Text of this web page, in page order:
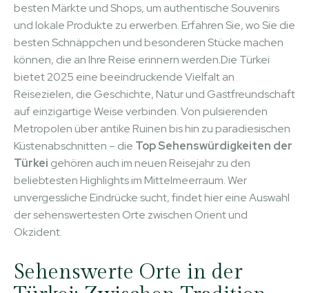
besten Märkte und Shops, um authentische Souvenirs
und lokale Produkte zu erwerben. Erfahren Sie, wo Sie die
besten Schnäppchen und besonderen Stücke machen
können, die an Ihre Reise erinnern werden.Die Türkei
bietet 2025 eine beeindruckende Vielfalt an
Reisezielen, die Geschichte, Natur und Gastfreundschaft
auf einzigartige Weise verbinden. Von pulsierenden
Metropolen über antike Ruinen bis hin zu paradiesischen
Küstenabschnitten – die Top Sehenswürdigkeiten der
Türkei gehören auch im neuen Reisejahr zu den
beliebtesten Highlights im Mittelmeerraum. Wer
unvergessliche Eindrücke sucht, findet hier eine Auswahl
der sehenswertesten Orte zwischen Orient und
Okzident.
Sehenswerte Orte in der